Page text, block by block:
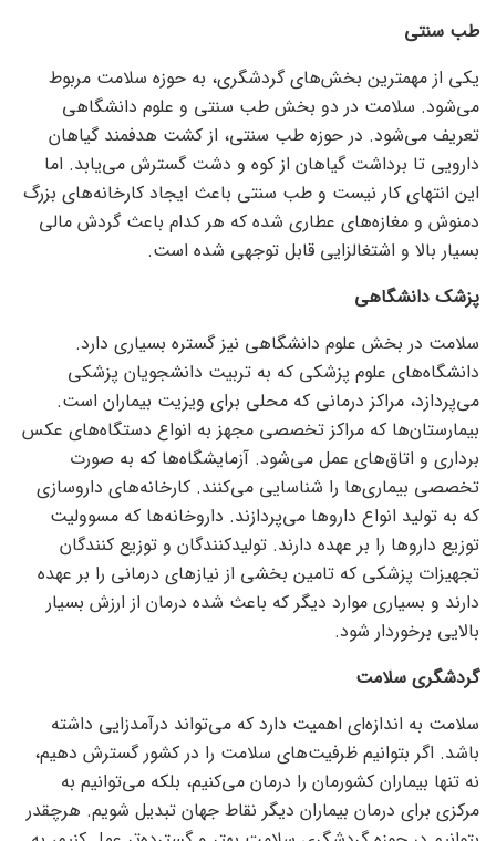
طب سنتی
یکی از مهمترین بخش‌های گردشگری، به حوزه سلامت مربوط
می‌شود. سلامت در دو بخش طب سنتی و علوم دانشگاهی
تعریف می‌شود. در حوزه طب سنتی، از کشت هدفمند گیاهان
دارویی تا برداشت گیاهان از کوه و دشت گسترش می‌یابد. اما
این انتهای کار نیست و طب سنتی باعث ایجاد کارخانه‌های بزرگ
دمنوش و مغازه‌های عطاری شده که هر کدام باعث گردش مالی
بسیار بالا و اشتغالزایی قابل توجهی شده است.
پزشک دانشگاهی
سلامت در بخش علوم دانشگاهی نیز گستره بسیاری دارد.
دانشگاه‌های علوم پزشکی که به تربیت دانشجویان پزشکی
می‌پردازد، مراکز درمانی که محلی برای ویزیت بیماران است.
بیمارستان‌ها که مراکز تخصصی مجهز به انواع دستگاه‌های عکس
برداری و اتاق‌های عمل می‌شود. آزمایشگاه‌ها که به صورت
تخصصی بیماری‌ها را شناسایی می‌کنند. کارخانه‌های داروسازی
که به تولید انواع دارو‌ها می‌پردازند. داروخانه‌ها که مسوولیت
توزیع دارو‌ها را بر عهده دارند. تولیدکنندگان و توزیع کنندگان
تجهیزات پزشکی که تامین بخشی از نیاز‌های درمانی را بر عهده
دارند و بسیاری موارد دیگر که باعث شده درمان از ارزش بسیار
بالایی برخوردار شود.
گردشگری سلامت
سلامت به اندازه‌ای اهمیت دارد که می‌تواند درآمدزایی داشته
باشد. اگر بتوانیم ظرفیت‌های سلامت را در کشور گسترش دهیم،
نه تنها بیماران کشورمان را درمان می‌کنیم، بلکه می‌توانیم به
مرکزی برای درمان بیماران دیگر نقاط جهان تبدیل شویم. هرچقدر